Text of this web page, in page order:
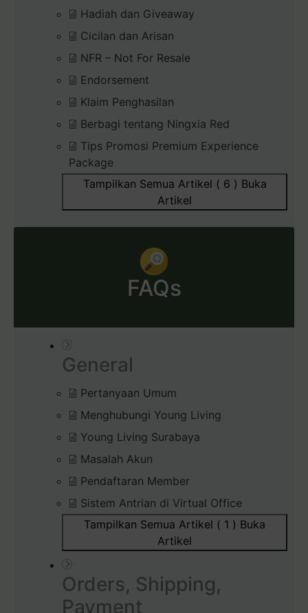
Hadiah dan Giveaway
Cicilan dan Arisan
NFR – Not For Resale
Endorsement
Klaim Penghasilan
Berbagi tentang Ningxia Red
Tips Promosi Premium Experience
Package
Tampilkan Semua Artikel ( 6 ) Buka
Artikel
FAQs
General
Pertanyaan Umum
Menghubungi Young Living
Young Living Surabaya
Masalah Akun
Pendaftaran Member
Sistem Antrian di Virtual Office
Tampilkan Semua Artikel ( 1 ) Buka
Artikel
Orders, Shipping,
Payment